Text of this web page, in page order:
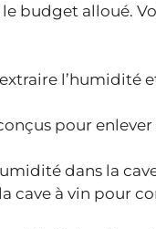
budget alloué.
l’humidité
pour enlever
dans la
cave à vin pour